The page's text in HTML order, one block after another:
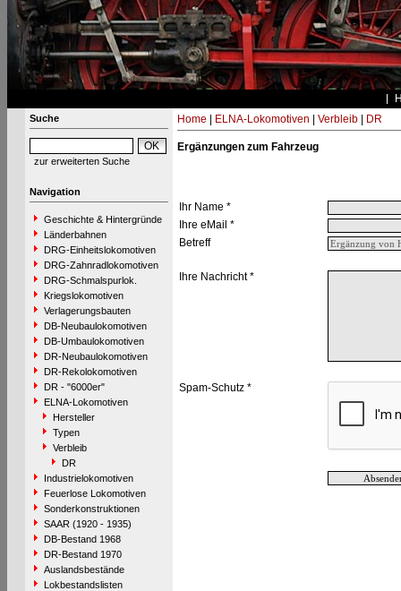
Suche
zur erweiterten Suche
Navigation
Geschichte & Hintergründe
Länderbahnen
DRG-Einheitslokomotiven
DRG-Zahnradlokomotiven
DRG-Schmalspurlok.
Kriegslokomotiven
Verlagerungsbauten
DB-Neubaulokomotiven
DB-Umbaulokomotiven
DR-Neubaulokomotiven
DR-Rekolokomotiven
DR - "6000er"
ELNA-Lokomotiven
Hersteller
Typen
Verbleib
DR
Industrielokomotiven
Feuerlose Lokomotiven
Sonderkonstruktionen
SAAR (1920 - 1935)
DB-Bestand 1968
DR-Bestand 1970
Auslandsbestände
Lokbestandslisten
Home ELNA-Lokomotiven Verbleib| DR
Ergänzungen zum Fahrzeug
Ihr Name *
Ihre eMail *
Betreff
Ihre Nachricht *
Spam-Schutz *